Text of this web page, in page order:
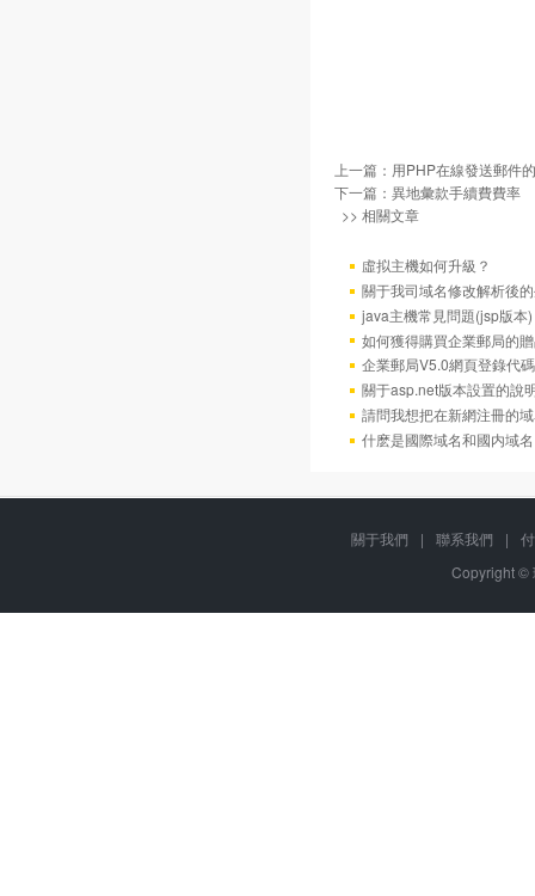
上一篇： 用PHP在線發送郵件
下一篇： 異地彙款手續費費率
>> 相關文章
虛拟主機如何升級？
關于我司域名修改解析後
java主機常見問題(jsp版本)
如何獲得購買企業郵局的
企業郵局V5.0網頁登錄代碼
關于asp.net版本設置的說
請問我想把在新網注冊的
什麽是國際域名和國内域
關于我們 | 聯系我們 |
Copyright ©